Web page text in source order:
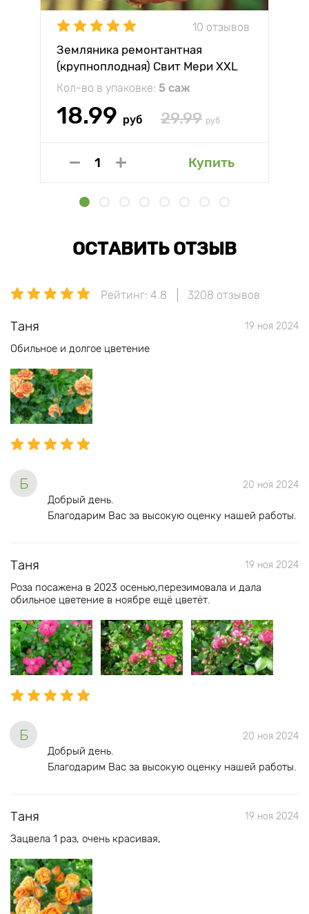
10 отзывов
Земляника ремонтантная
(крупноплодная) Свит Мери XXL
Кол-во в упаковке: 5 саж
18.99 руб 29.99 руб
Купить
ОСТАВИТЬ ОТЗЫВ
Рейтинг: 4.8 3208 отзывов
Таня 19 ноя 2024
Обильное и долгое цветение
Б 20 ноя 2024
Добрый день.
Благодарим Вас за высокую оценку нашей работы.
Таня 19 ноя 2024
Роза посажена в 2023 осенью,перезимовала и дала
обильное цветение в ноябре ещё цветёт.
Б 20 ноя 2024
Добрый день.
Благодарим Вас за высокую оценку нашей работы.
Таня 19 ноя 2024
Зацвела 1 раз, очень красивая,